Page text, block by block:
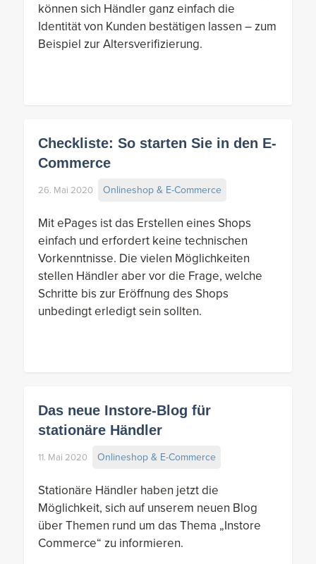
können sich Händler ganz einfach die
Identität von Kunden bestätigen lassen – zum
Beispiel zur Altersverifizierung.
Checkliste: So starten Sie in den E-
Commerce
26. Mai 2020 Onlineshop & E-Commerce
Mit ePages ist das Erstellen eines Shops
einfach und erfordert keine technischen
Vorkenntnisse. Die vielen Möglichkeiten
stellen Händler aber vor die Frage, welche
Schritte bis zur Eröffnung des Shops
unbedingt erledigt sein sollten.
Das neue Instore-Blog für
stationäre Händler
11. Mai 2020 Onlineshop & E-Commerce
Stationäre Händler haben jetzt die
Möglichkeit, sich auf unserem neuen Blog
über Themen rund um das Thema „Instore
Commerce“ zu informieren.